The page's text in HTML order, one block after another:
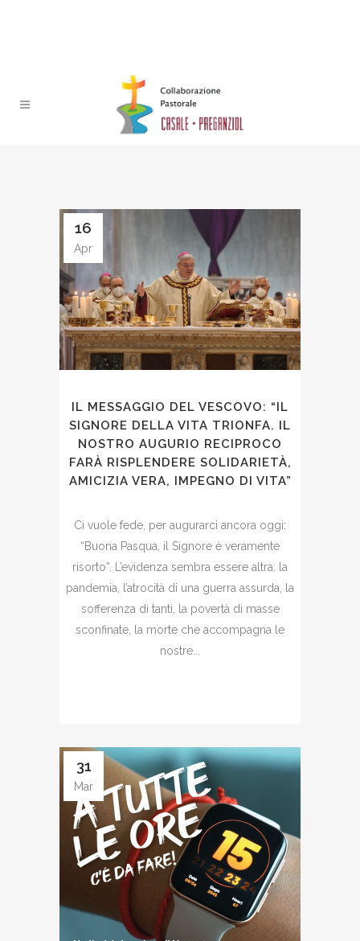
16
Apr
IL MESSAGGIO DEL VESCOVO: “IL
SIGNORE DELLA VITA TRIONFA. IL
NOSTRO AUGURIO RECIPROCO
FARÀ RISPLENDERE SOLIDARIETÀ,
AMICIZIA VERA, IMPEGNO DI VITA”
Ci vuole fede, per augurarci ancora oggi:
“Buona Pasqua, il Signore è veramente
risorto”. L’evidenza sembra essere altra: la
pandemia, l’atrocità di una guerra assurda, la
sofferenza di tanti, la povertà di masse
sconfinate, la morte che accompagna le
nostre...
31
Mar